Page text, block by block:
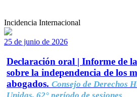
Incidencia Internacional
25 de junio de 2026
Declaración oral | Informe de
sobre la independencia de los
abogados. Consejo de Derechos